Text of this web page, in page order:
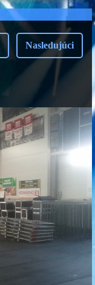
Nasledujúci